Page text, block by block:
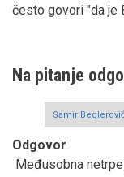
često govori "da je
Na pitanje
Samir
Odgovor
Međusobna